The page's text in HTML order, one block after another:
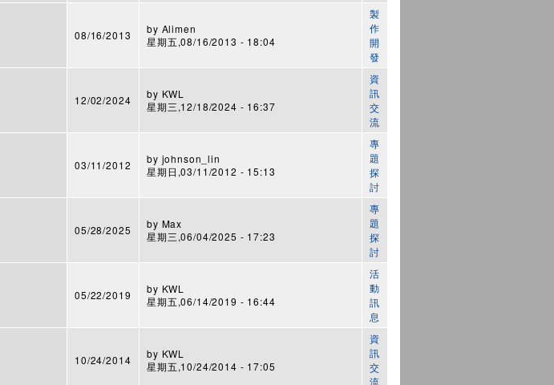
08/16/2013 by Alimen
星期五,08/16/2013 - 18:04
製
作
開
發
12/02/2024 by KWL
星期三,12/18/2024 - 16:37
資
訊
交
流
03/11/2012 by johnson_lin
星期日,03/11/2012 - 15:13
專
題
探
討
05/28/2025 by Max
星期三,06/04/2025 - 17:23
專
題
探
討
05/22/2019 by KWL
星期五,06/14/2019 - 16:44
活
動
訊
息
10/24/2014 by KWL
星期五,10/24/2014 - 17:05
資
訊
交
流